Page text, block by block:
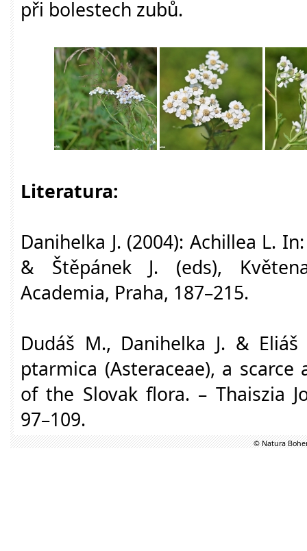
při bolestech zubů.
Literatura:
Danihelka J. (2004): Achillea L.
& Štěpánek J. (eds),
Academia, Praha, 187–215.
Dudáš M., Danihelka J. &
ptarmica (Asteraceae), a scarce
of the Slovak flora. – Thaiszia
97–109.
© Natura